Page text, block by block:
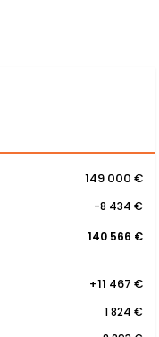
149 000 €
-8 434 €
140 566 €
+11 467 €
1 824 €